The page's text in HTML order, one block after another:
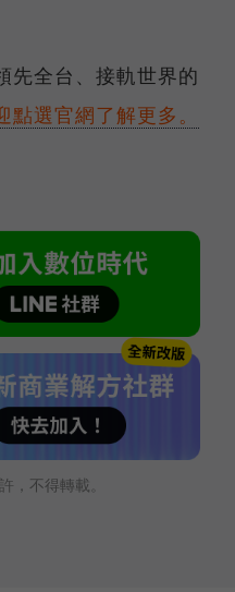
先全台、接軌世界的
點選官網了解更多。
，不得轉載。